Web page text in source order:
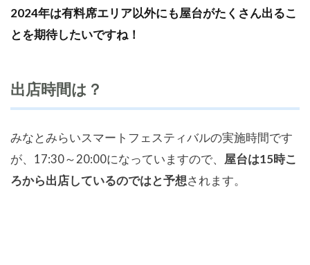
2024年は有料席エリア以外にも屋台がたくさん出るこ
とを期待したいですね！
出店時間は？
みなとみらいスマートフェスティバルの実施時間です
が、17:30～20:00になっていますので、 屋台は15時こ
ろから出店しているのではと予想されます。